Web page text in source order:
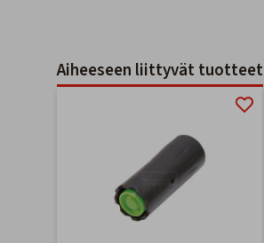
Aiheeseen liittyvät tuotteet